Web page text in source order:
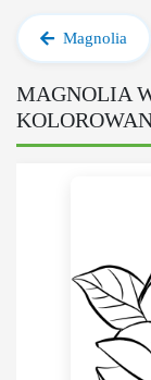
Magnolia
MAGNOLIA